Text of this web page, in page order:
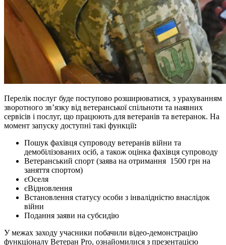
Перелік послуг буде поступово розширюватися, з урахуванням
зворотного зв’язку від ветеранської спільноти та наявних
сервісів і послуг, що працюють для ветеранів та ветеранок. На
момент запуску доступні такі функції:
Пошук фахівця супроводу ветеранів війни та
демобілізованих осіб, а також оцінка фахівця супроводу
Ветеранський спорт (заява на отримання 1500 грн на
заняття спортом)
єОселя
єВідновлення
Встановлення статусу особи з інвалідністю внаслідок
війни
Подання заяви на субсидію
У межах заходу учасники побачили відео-демонстрацію
функціоналу Ветеран Pro, ознайомилися з презентацією